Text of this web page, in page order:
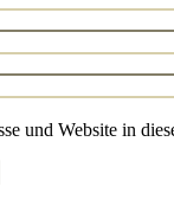
und Website in